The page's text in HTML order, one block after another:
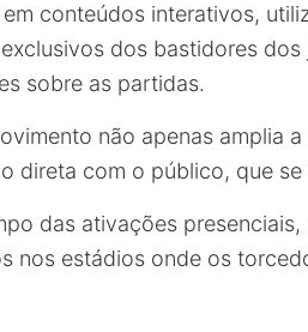
conteúdos interativos,
dos bastidores
sobre as partidas.
não apenas amplia
direta com o público, que
das ativações
nos estádios onde os